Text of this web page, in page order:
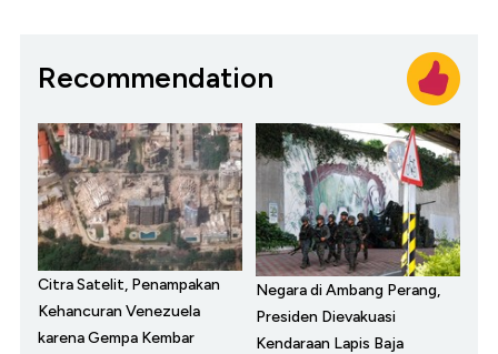
Recommendation
Citra Satelit, Penampakan
Kehancuran Venezuela
karena Gempa Kembar
Negara di Ambang Perang,
Presiden Dievakuasi
Kendaraan Lapis Baja